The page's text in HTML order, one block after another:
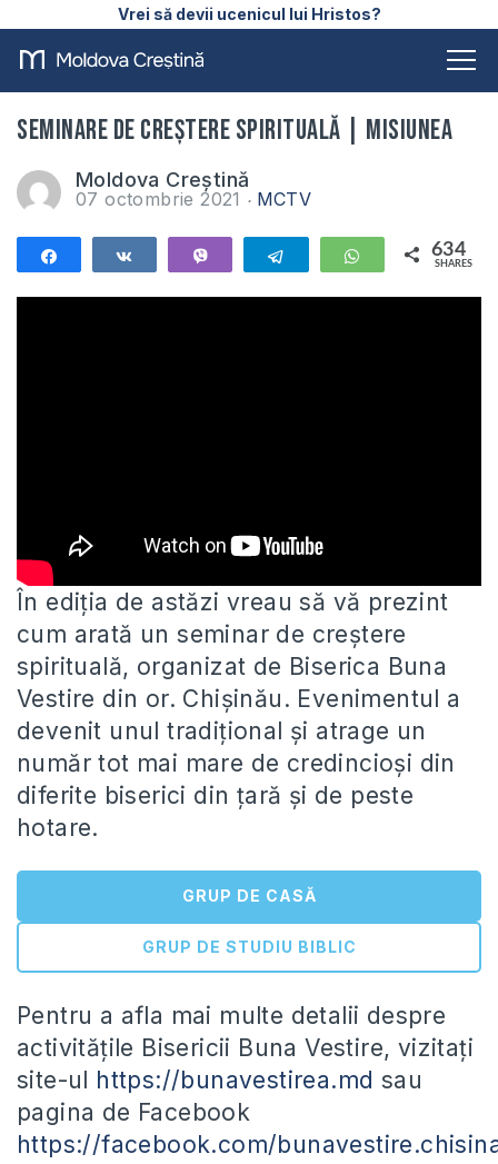
Vrei să devii ucenicul lui Hristos?
Seminare de creștere spirituală | MISIUNEA
Moldova Creștină
07 octombrie 2021 MCTV
Telegram WhatsApp
634
SHARES
În ediția de astăzi vreau să vă prezint
cum arată un seminar de creștere
spirituală, organizat de Biserica Buna
Vestire din or. Chișinău. Evenimentul a
devenit unul tradițional și atrage un
număr tot mai mare de credincioși din
diferite biserici din țară și de peste
hotare.
GRUP DE CASĂ
GRUP DE STUDIU BIBLIC
Pentru a afla mai multe detalii despre
activitățile Bisericii Buna Vestire, vizitați
site-ul https://bunavestirea.md sau
pagina de Facebook
https://facebook.com/